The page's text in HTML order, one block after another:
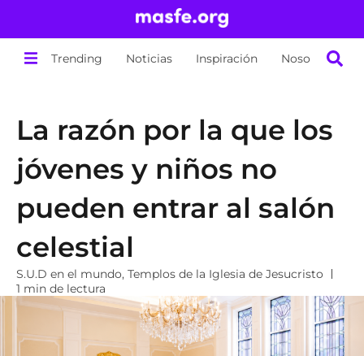
Trending Noticias Inspiración Nosotros
La razón por la que los
jóvenes y niños no
pueden entrar al salón
celestial
S.U.D en el mundo, Templos de la Iglesia de Jesucristo
1 min de lectura